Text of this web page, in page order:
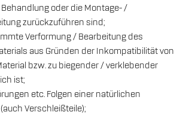
oder die Montage- /
zurückzuführen sind;
Verformung / Bearbeitung des
aus Gründen der Inkompatibilität von
bzw. zu biegender / verklebender
ist;
etc. Folgen einer natürlichen
Verschleißteile);